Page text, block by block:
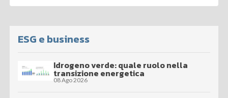
ESG e business
Idrogeno verde: quale ruolo nella
transizione energetica
08 Ago 2026